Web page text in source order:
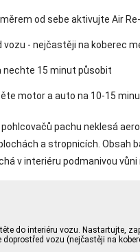
od sebe aktivujte Air
- nejčastěji na koberec
nechte 15 minut působit
motor a auto na 10-15
pachu neklesá
a stropnicích. Obsah
v interiéru podmanivou
do interiéru vozu. Nastartujte,
doprostřed vozu (nejčastěji na